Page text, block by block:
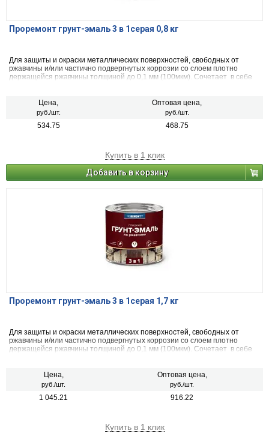
Проремонт грунт-эмаль 3 в 1серая 0,8 кг
Для защиты и окраски металлических поверхностей, свободных от
ржавчины и/или частично подвергнутых коррозии со слоем плотно
держащейся ржавчины толщиной до 0,1 мм (100мкм). Сочетает в себе
деревянным и другим поверхностям изделий, подвергающихся
атмосферным воздействиям и/или эксплуатируемых внутри помещений
высыхания не оказывает вредного воздействия на организм человека.
Цена,
руб./шт.
Оптовая цена,
руб./шт.
534.75 468.75
Купить в 1 клик
Добавить в корзину
Проремонт грунт-эмаль 3 в 1серая 1,7 кг
Для защиты и окраски металлических поверхностей, свободных от
ржавчины и/или частично подвергнутых коррозии со слоем плотно
держащейся ржавчины толщиной до 0,1 мм (100мкм). Сочетает в себе
деревянным и другим поверхностям изделий, подвергающихся
атмосферным воздействиям и/или эксплуатируемых внутри помещений
высыхания не оказывает вредного воздействия на организм человека.
Цена,
руб./шт.
Оптовая цена,
руб./шт.
1 045.21 916.22
Купить в 1 клик